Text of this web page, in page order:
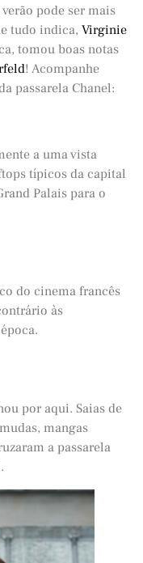
pode ser mais
tudo indica, Virginie
tomou boas notas
! Acompanhe
passarela Chanel:
a uma vista
típicos da capital
Palais para o
do cinema francês
às
por aqui. Saias de
mangas
a passarela